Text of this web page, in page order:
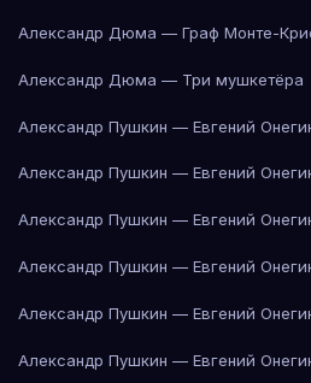
Александр Дюма — Граф Монте-
Александр Дюма — Три мушкетёра
Александр Пушкин — Евгений
Александр Пушкин — Евгений
Александр Пушкин — Евгений
Александр Пушкин — Евгений
Александр Пушкин — Евгений
Александр Пушкин — Евгений